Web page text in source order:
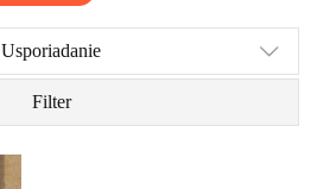
Usporiadanie
Filter